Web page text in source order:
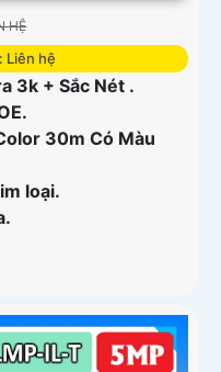
HỆ
Liên hệ
3k + Sắc Nét .
30m Có Màu
loại.